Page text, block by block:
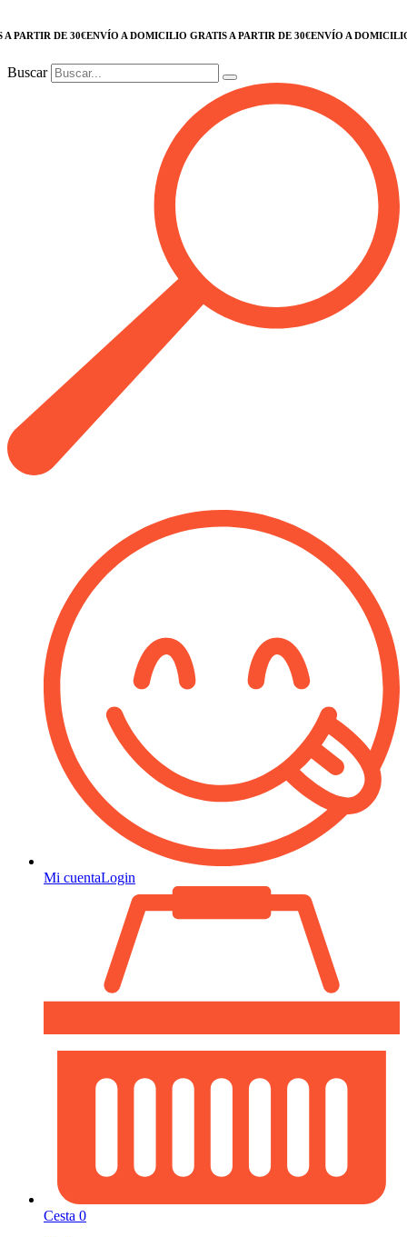
DE 30€ENVÍO A DOMICILIO GRATIS A PARTIR DE 30€ENVÍO A DOMICILIO
Buscar
Mi cuentaLogin
Cesta 0